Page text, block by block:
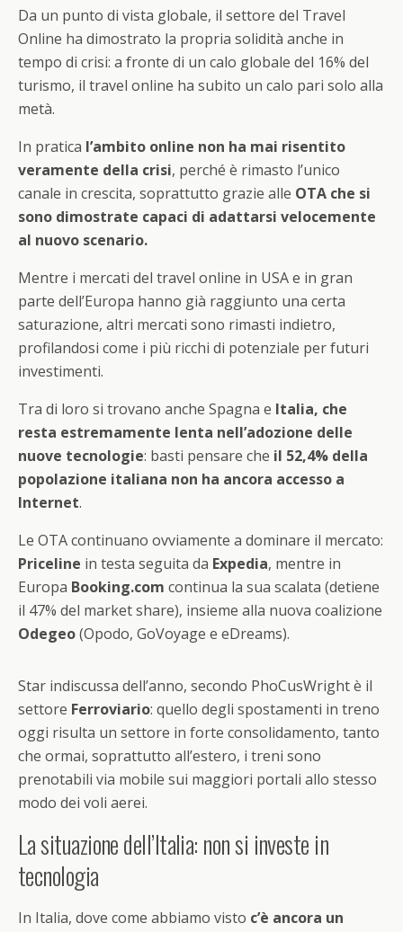
Da un punto di vista globale, il settore del Travel
Online ha dimostrato la propria solidità anche in
tempo di crisi: a fronte di un calo globale del 16% del
turismo, il travel online ha subito un calo pari solo alla
metà.
In pratica l’ambito online non ha mai risentito
veramente della crisi, perché è rimasto l’unico
canale in crescita, soprattutto grazie alle OTA che si
sono dimostrate capaci di adattarsi velocemente
al nuovo scenario.
Mentre i mercati del travel online in USA e in gran
parte dell’Europa hanno già raggiunto una certa
saturazione, altri mercati sono rimasti indietro,
profilandosi come i più ricchi di potenziale per futuri
investimenti.
Tra di loro si trovano anche Spagna e Italia, che
resta estremamente lenta nell’adozione delle
nuove tecnologie: basti pensare che il 52,4% della
popolazione italiana non ha ancora accesso a
Internet.
Le OTA continuano ovviamente a dominare il mercato:
Priceline in testa seguita da Expedia, mentre in
Europa Booking.com continua la sua scalata (detiene
il 47% del market share), insieme alla nuova coalizione
Odegeo(Opodo, GoVoyage e eDreams).
Star indiscussa dell’anno, secondo PhoCusWright è il
settore Ferroviario: quello degli spostamenti in treno
oggi risulta un settore in forte consolidamento, tanto
che ormai, soprattutto all’estero, i treni sono
prenotabili via mobile sui maggiori portali allo stesso
modo dei voli aerei.
La situazione dell’Italia: non si investe in
tecnologia
In Italia, dove come abbiamo visto c’è ancora un